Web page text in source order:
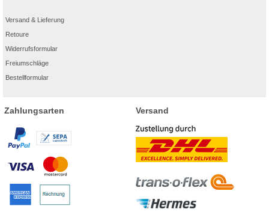
Versand & Lieferung
Retoure
Widerrufsformular
Freiumschläge
Bestellformular
Zahlungsarten Versand